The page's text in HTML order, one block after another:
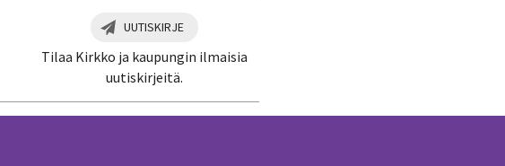
UUTISKIRJE
Tilaa Kirkko ja kaupungin ilmaisia
uutiskirjeitä.